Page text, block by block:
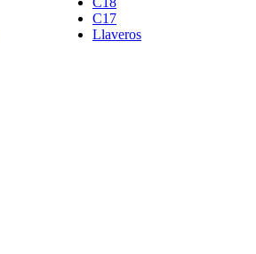
C17
Llaveros